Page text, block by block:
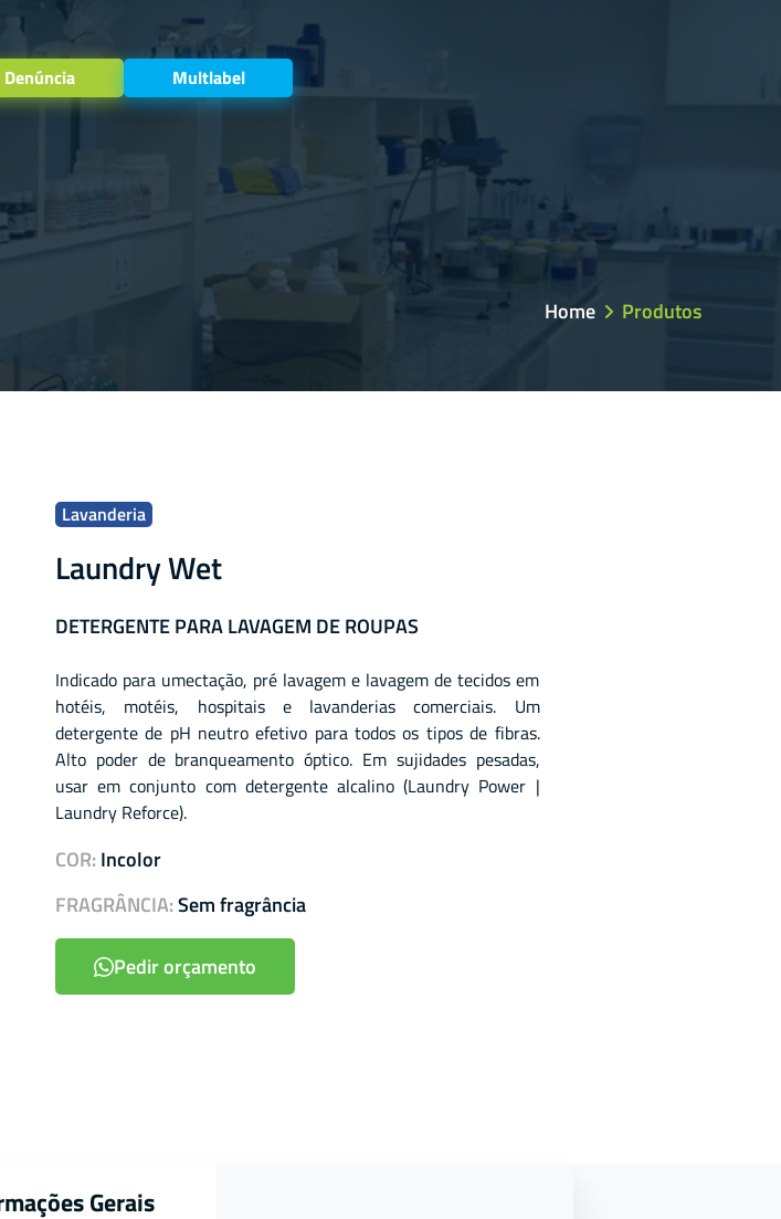
Denúncia Multlabel
Home Produtos
Lavanderia
Laundry Wet
DETERGENTE PARA LAVAGEM DE ROUPAS
Indicado para umectação, pré lavagem e lavagem de tecidos em
hotéis, motéis, hospitais e lavanderias comerciais. Um
detergente de pH neutro efetivo para todos os tipos de fibras.
Alto poder de branqueamento óptico. Em sujidades pesadas,
usar em conjunto com detergente alcalino (Laundry Power |
Laundry Reforce).
COR: Incolor
FRAGRÂNCIA:Sem fragrância
Pedir orçamento
Gerais